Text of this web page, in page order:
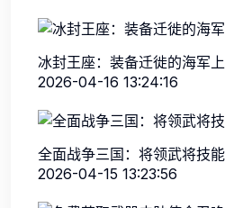
冰封王座：装备迁徙的海军
2026-04-16 13:24:16
全面战争三国：将领武将技
2026-04-15 13:23:56